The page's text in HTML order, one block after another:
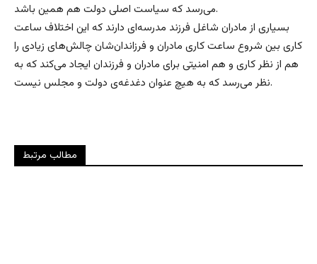
می‌رسد که سیاست اصلی دولت هم همین باشد.
بسیاری از مادران شاغل فرزند مدرسه‌ای دارند که این اختلاف ساعت
کاری بین شروع ساعت کاری مادران و فرزاندان‌شان چالش‌های زیادی را
هم از نظر کاری و هم امنیتی برای مادران و فرزندان ایجاد می‌کند که به
نظر می‌رسد که به هیچ عنوان دغدغه‌ی دولت و مجلس نیست.
مطالب مرتبط